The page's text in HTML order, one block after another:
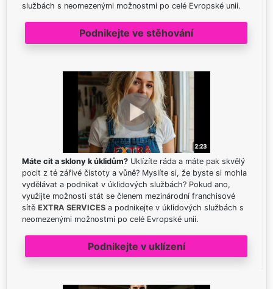
službách s neomezenými možnostmi po celé Evropské unii.
Podnikejte ve stěhování
Máte cit a sklony k úklidům? Uklízíte ráda a máte pak skvělý
pocit z té zářivé čistoty a vůně? Myslíte si, že byste si mohla
vydělávat a podnikat v úklidových službách? Pokud ano,
využijte možnosti stát se členem mezinárodní franchisové
sítě EXTRA SERVICES a podnikejte v úklidových službách s
neomezenými možnostmi po celé Evropské unii.
Podnikejte v uklízení